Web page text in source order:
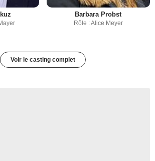
Barbara Probst
Rôle : Alice Meyer
Voir le casting complet